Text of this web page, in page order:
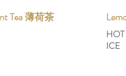
Tea 薄荷茶
HOT
ICE